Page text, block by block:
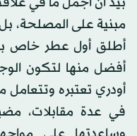
مبنية على المصلحة،
أطلق أول عطر خاص به
أفضل منها لتكون
أودري تعتبره
في عدة مقابلات،